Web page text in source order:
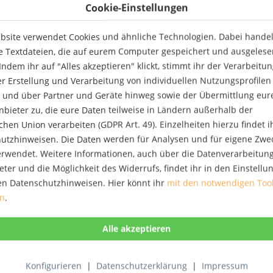
Cookie-Einstellungen
verwendet Cookies und ähnliche Technologien. Dabei
Textdateien, die auf eurem Computer gespeichert und
ihr auf "Alles akzeptieren" klickt, stimmt ihr der
Erstellung und Verarbeitung von individuellen
und über Partner und Geräte hinweg sowie der Übermittlung
zu, die eure Daten teilweise in Ländern außerhalb der
Union verarbeiten (GDPR Art. 49). Einzelheiten hierzu findet
Die Daten werden für Analysen und für eigene
Weitere Informationen, auch über die
und die Möglichkeit des Widerrufs, findet ihr in den
Datenschutzhinweisen. Hier könnt ihr mit den notwendigen
.
Konfigurieren | Datenschutzerklärung | Impressum
Publicpress Rad- und
Wanderkarte Detmold,...
Die Rad- und Wanderkarte
Detmold und Umgebung bietet
viele Tourenvorschläge für
Wanderer und Radler im
hügeligen, konditionsfordernden
Gebiet rund um Detmold.
Erwähnenswert bei der
ausführlichen Beschreibung
einzelner Strecken auf der...
8,90 € *
Merken
NEU
Publicpress Radkarte Berlin
Mauerweg 1:60.000
Berlin - wohl keine andere
deutsche Stadt hat aufgrund ihrer
wechselvollen Geschichte und
Stadt an der Spree. Ob historische
Bauwerke wie der Reichstag und
das Brandenburger...
8,90 € *
NEU